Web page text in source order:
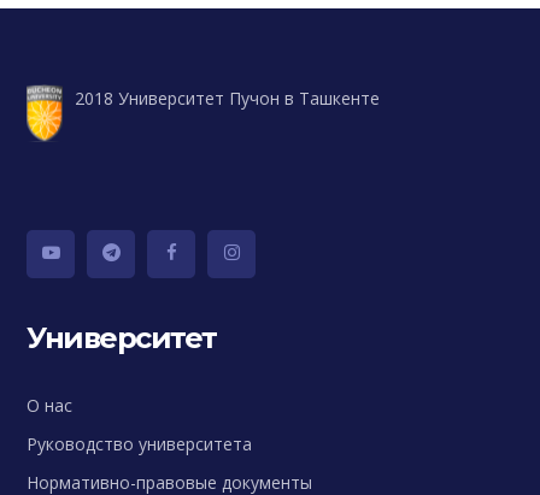
2018 Университет Пучон в Ташкенте
Университет
О нас
Руководство университета
Нормативно-правовые документы